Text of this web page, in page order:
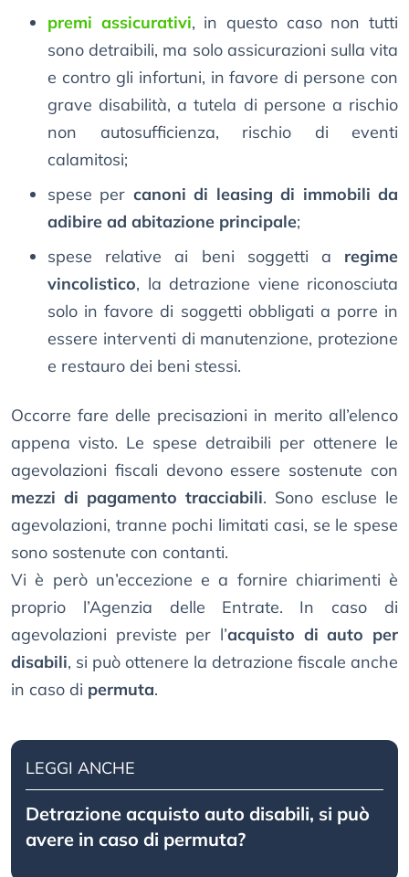
premi assicurativi, in questo caso non tutti
sono detraibili, ma solo assicurazioni sulla vita
e contro gli infortuni, in favore di persone con
grave disabilità, a tutela di persone a rischio
non autosufficienza, rischio di eventi
calamitosi;
spese per canoni di leasing di immobili da
adibire ad abitazione principale;
spese relative ai beni soggetti a regime
vincolistico, la detrazione viene riconosciuta
solo in favore di soggetti obbligati a porre in
essere interventi di manutenzione, protezione
e restauro dei beni stessi.
Occorre fare delle precisazioni in merito all’elenco
appena visto. Le spese detraibili per ottenere le
agevolazioni fiscali devono essere sostenute con
mezzi di pagamento tracciabili. Sono escluse le
agevolazioni, tranne pochi limitati casi, se le spese
sono sostenute con contanti.
Vi è però un’eccezione e a fornire chiarimenti è
proprio l’Agenzia delle Entrate. In caso di
agevolazioni previste per l’acquisto di auto per
disabili, si può ottenere la detrazione fiscale anche
in caso di permuta.
LEGGI ANCHE
Detrazione acquisto auto disabili, si può
avere in caso di permuta?